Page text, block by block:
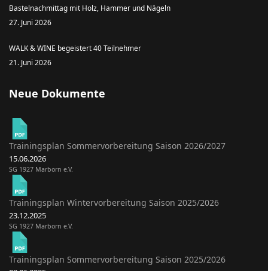
Bastelnachmittag mit Holz, Hammer und Nägeln
27. Juni 2026
WALK & WINE begeistert 40 Teilnehmer
21. Juni 2026
Neue Dokumente
Trainingsplan Sommervorbereitung Saison 2026/2027
15.06.2026
SG 1927 Marborn e.V.
Trainingsplan Wintervorbereitung Saison 2025/2026
23.12.2025
SG 1927 Marborn e.V.
Trainingsplan Sommervorbereitung Saison 2025/2026